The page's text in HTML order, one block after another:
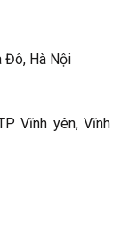
Đô, Hà Nội
Vĩnh yên, Vĩnh